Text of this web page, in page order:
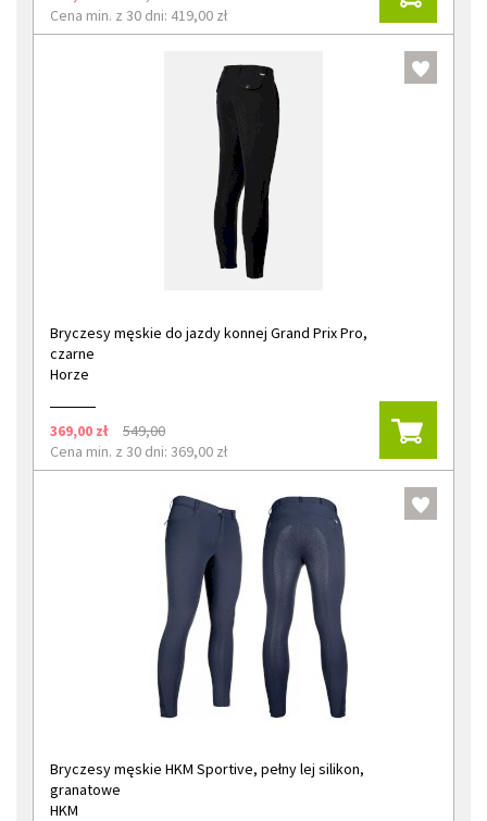
Cena min. z 30 dni: 419,00 zł
Bryczesy męskie do jazdy konnej Grand Prix Pro,
czarne
Horze
369,00 zł
549,00
Cena min. z 30 dni: 369,00 zł
Bryczesy męskie HKM Sportive, pełny lej silikon,
granatowe
HKM